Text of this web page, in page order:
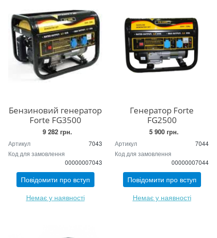
Бензиновий генератор
Forte FG3500
9 282 грн.
Артикул
7043
Код для замовлення
00000007043
Повідомити про вступ
Немає у наявності
Генератор Forte
FG2500
5 900 грн.
Артикул
7044
Код для замовлення
00000007044
Повідомити про вступ
Немає у наявності